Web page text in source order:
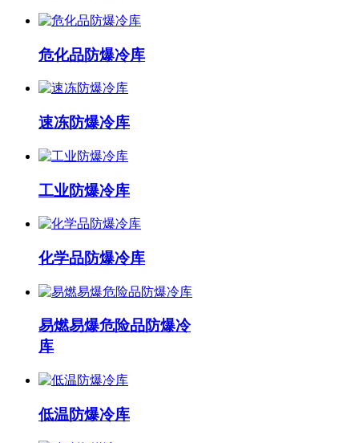
危化品防爆冷库
速冻防爆冷库
工业防爆冷库
化学品防爆冷库
易燃易爆危险品防爆冷
库
低温防爆冷库